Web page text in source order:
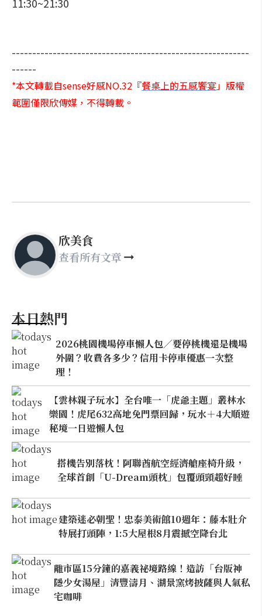
----------------------------------------------------------
------
*本文轉載自sense好感NO.32『餐桌上的五感饗宴」版權
範圍僅限欣傳媒，不得轉載。
欣美食
查看所有文章
本日熱門
2026桃園機場停車懶人包／要停桃機還是機場
外圍？收費各多少？信用卡停車優惠一次整
理！
【雲林親子玩水】全台唯一「虎爺主題」叢林水
樂園！虎尾632高地免門票回歸，玩水＋4大順遊
秘境一日遊懶人包
搭機告別落枕！阿聯酋航空經濟艙座椅升級，
全球首創「U-Dream頭枕」包覆頭頸超好睡
建築迷必朝聖！忠泰美術館10週年：藤本壯介
特展打頭陣，1:5大屋根8月震撼空降台北
離市區15分鐘的嘉義祕境路線！造訪「台版神
隱少女湯屋」清豐濤月、湖景窯烤披薩與人氣私
宅咖啡